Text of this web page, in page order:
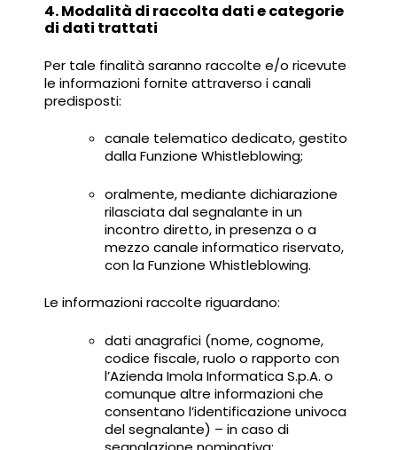
4. Modalità di raccolta dati e categorie
di dati trattati
Per tale finalità saranno raccolte e/o ricevute
le informazioni fornite attraverso i canali
predisposti:
canale telematico dedicato, gestito
dalla Funzione Whistleblowing;
oralmente, mediante dichiarazione
rilasciata dal segnalante in un
incontro diretto, in presenza o a
mezzo canale informatico riservato,
con la Funzione Whistleblowing.
Le informazioni raccolte riguardano:
dati anagrafici (nome, cognome,
codice fiscale, ruolo o rapporto con
l’Azienda Imola Informatica S.p.A. o
comunque altre informazioni che
consentano l’identificazione univoca
del segnalante) – in caso di